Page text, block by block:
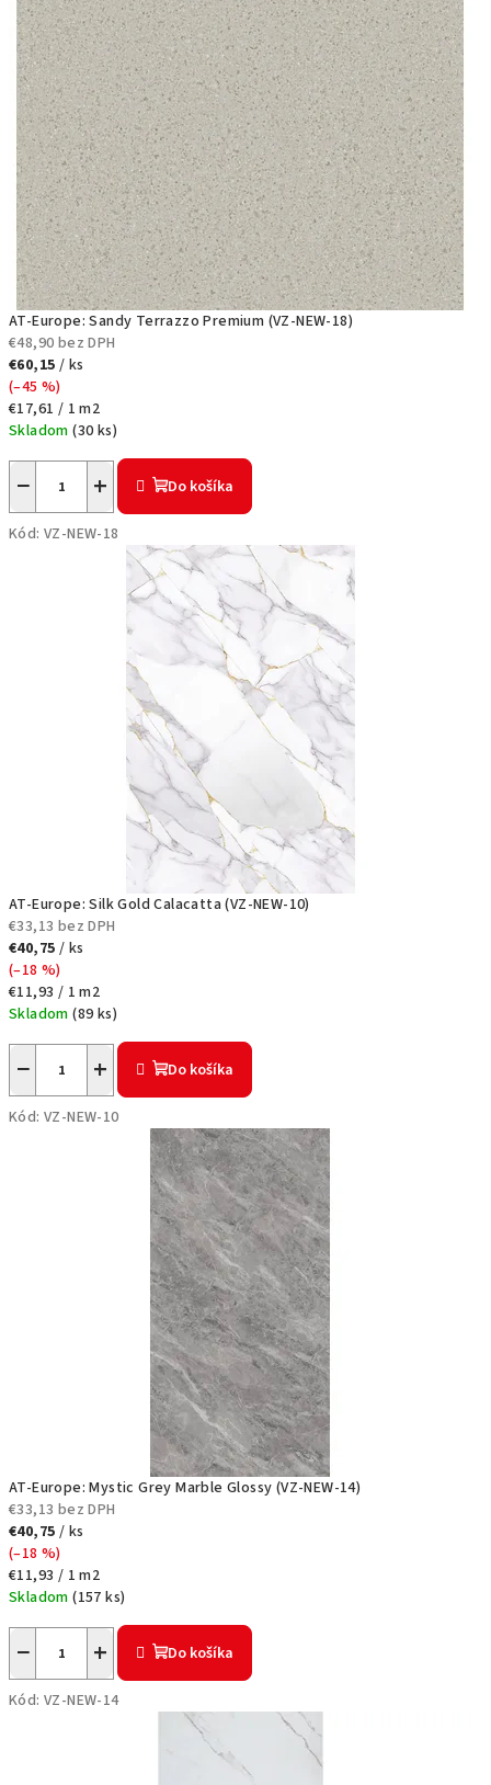
S
P
C
p
a
n
e
l
y
,
o
b
k
e
n
u
a
d
e
e
r
i
e
š
e
AT-Europe: Sandy Terrazzo Premium (VZ-NEW-18)
€48,90 bez DPH
€60,15 / ks
(–45 %)
Jednotková
cena:
€17,61 / 1 m2
Skladom(30 ks)
+
− Do košíka
Kód: VZ-NEW-18
AT-Europe: Silk Gold Calacatta (VZ-NEW-10)
€33,13 bez DPH
€40,75 / ks
(–18 %)
Jednotková
cena:
€11,93 / 1 m2
Skladom(89 ks)
+
− Do košíka
Kód: VZ-NEW-10
AT-Europe: Mystic Grey Marble Glossy (VZ-NEW-14)
€33,13 bez DPH
€40,75 / ks
(–18 %)
Jednotková
cena:
€11,93 / 1 m2
Skladom(157 ks)
+
− Do košíka
Kód: VZ-NEW-14